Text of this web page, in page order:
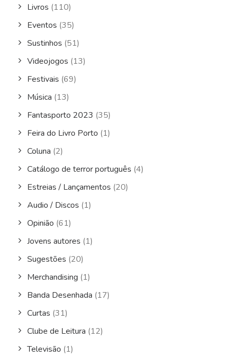
Livros (110)
Eventos (35)
Sustinhos (51)
Videojogos (13)
Festivais (69)
Música (13)
Fantasporto 2023 (35)
Feira do Livro Porto (1)
Coluna (2)
Catálogo de terror português (4)
Estreias / Lançamentos (20)
Audio / Discos (1)
Opinião (61)
Jovens autores (1)
Sugestões (20)
Merchandising (1)
Banda Desenhada (17)
Curtas (31)
Clube de Leitura (12)
Televisão (1)